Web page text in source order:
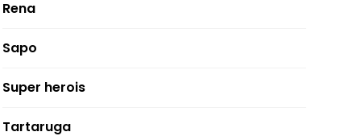
Rena
Sapo
Super herois
Tartaruga